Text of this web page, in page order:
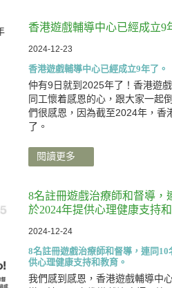
香港遊戲輔導中心已經成立9
2024-12-23
香港遊戲輔導中心已經成立9年了。
仲有9日就到2025年了！香港遊
同工懷着感恩的心，跟大家一起
們很感恩，因為截至2024年，香
了。
閱讀更多
8名註冊遊戲治療師和督導，
於2024年提供心理健康支持
2024-12-24
8名註冊遊戲治療師和督導，連同
供心理健康支持和教育。
我們感到感恩，香港遊戲輔導中